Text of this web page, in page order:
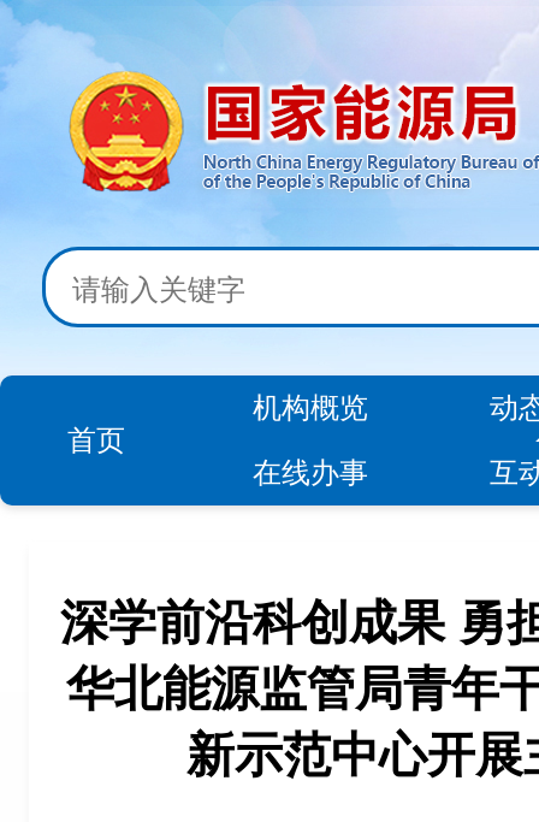
首页
机构概览
动
在线办事
互
深学前沿科创成果 勇
华北能源监管局青年
新示范中心开展